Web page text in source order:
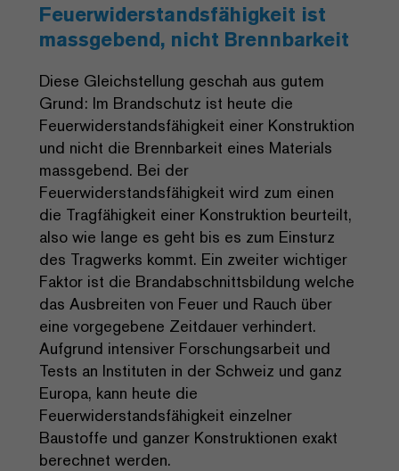
Feuerwiderstandsfähigkeit ist
massgebend, nicht Brennbarkeit
Diese Gleichstellung geschah aus gutem
Grund: Im Brandschutz ist heute die
Feuerwiderstandsfähigkeit einer Konstruktion
und nicht die Brennbarkeit eines Materials
massgebend. Bei der
Feuerwiderstandsfähigkeit wird zum einen
die Tragfähigkeit einer Konstruktion beurteilt,
also wie lange es geht bis es zum Einsturz
des Tragwerks kommt. Ein zweiter wichtiger
Faktor ist die Brandabschnittsbildung welche
das Ausbreiten von Feuer und Rauch über
eine vorgegebene Zeitdauer verhindert.
Aufgrund intensiver Forschungsarbeit und
Tests an Instituten in der Schweiz und ganz
Europa, kann heute die
Feuerwiderstandsfähigkeit einzelner
Baustoffe und ganzer Konstruktionen exakt
berechnet werden.